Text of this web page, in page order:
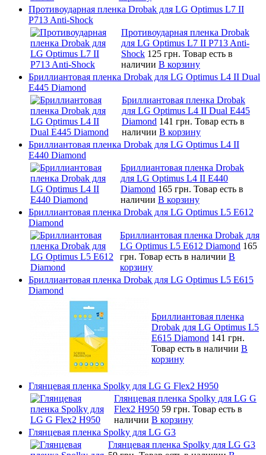
Противоударная пленка Drobak для LG Optimus L7 II
P713 Anti-Shock
Противоударная пленка Drobak
для LG Optimus L7 II P713 Anti-
Shock 125 грн. Товар есть в
наличии В корзину
Бриллиантовая пленка Drobak для LG Optimus L4 II Dual
E445 Diamond
Бриллиантовая пленка Drobak
для LG Optimus L4 II Dual E445
Diamond 141 грн. Товар есть в
наличии В корзину
Бриллиантовая пленка Drobak для LG Optimus L4 II
E440 Diamond
Бриллиантовая пленка Drobak
для LG Optimus L4 II E440
Diamond 165 грн. Товар есть в
наличии В корзину
Бриллиантовая пленка Drobak для LG Optimus L5 E612
Diamond
Бриллиантовая пленка Drobak для
LG Optimus L5 E612 Diamond 165
грн. Товар есть в наличии В
корзину
Бриллиантовая пленка Drobak для LG Optimus L5 E615
Diamond
Бриллиантовая пленка
Drobak для LG Optimus L5
E615 Diamond 141 грн.
Товар есть в наличии В
корзину
Глянцевая пленка Spolky для LG G Flex2 H950
Глянцевая пленка Spolky для LG G
Flex2 H950 59 грн. Товар есть в
наличии В корзину
Глянцевая пленка Spolky для LG G3
Глянцевая пленка Spolky для LG G3